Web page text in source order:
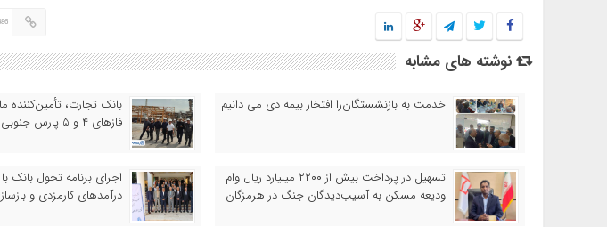
نوشته های مشابه
خدمت به بازنشستگان‌را افتخار بیمه دی می دانیم
بانک تجارت، تأمین‌کننده
فازهای ۴ و ۵ پارس جنوبی
تسهیل در پرداخت بیش از ۲۲۰۰ میلیارد ریال وام
ودیعه مسکن به آسیب‌دیدگان جنگ در هرمزگان
اجرای برنامه تحول بانک با
درآمدهای کارمزدی و